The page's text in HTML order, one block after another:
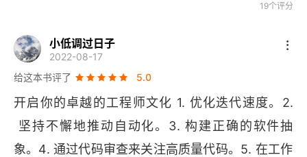
本章要点
2 精益求精，优化学习方式
培养成长型思维模式
提升学习速率
19个评分
小低调过日子
2022-08-17
给这本书评了
5.0
开启你的卓越的工程师文化 1. 优化迭代速度。2.
坚持不懈地推动自动化。3. 构建正确的软件抽
象。4. 通过代码审查来关注高质量代码。5. 在工作